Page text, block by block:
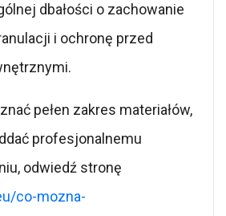
dbałości o zachowanie
i ochronę przed
pełen zakres materiałów,
profesjonalnemu
odwiedź stronę
co-mozna-